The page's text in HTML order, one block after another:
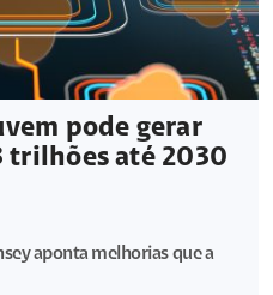
pode gerar
trilhões até 2030
aponta melhorias que a